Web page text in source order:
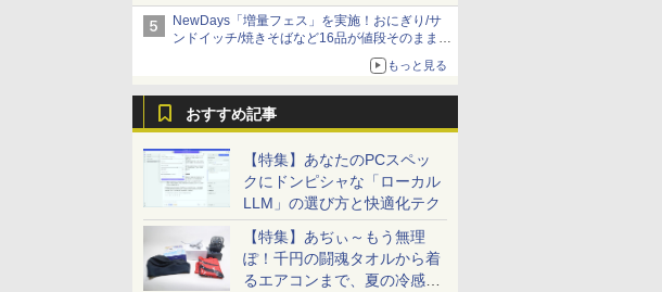
NewDays「増量フェス」を実施！おにぎり/サ
ンドイッチ/焼きそばなど16品が値段そのままで
もっと見る
おすすめ記事
【特集】あなたのPCスペッ
クにドンピシャな「ローカル
LLM」の選び方と快適化テク
【特集】あぢぃ～もう無理
ぽ！千円の闘魂タオルから着
るエアコンまで、夏の冷感グ